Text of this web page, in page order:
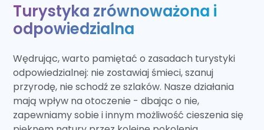
Turystyka zrównoważona i
odpowiedzialna
Wędrując, warto pamiętać o zasadach turystyki
odpowiedzialnej: nie zostawiaj śmieci, szanuj
przyrodę, nie schodź ze szlaków. Nasze działania
mają wpływ na otoczenie - dbając o nie,
zapewniamy sobie i innym możliwość cieszenia się